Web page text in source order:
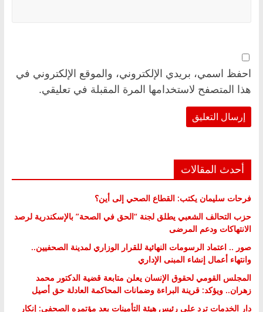
احفظ اسمي، بريدي الإلكتروني، والموقع الإلكتروني في
هذا المتصفح لاستخدامها المرة المقبلة في تعليقي.
أحدث المقالات
فرحات سليمان يكتب: القطاع الصحي إلى أين؟
حزب التحالف الشعبي يطلق لجنة “الحق في الصحة” بالإسكندرية لرصد
الانتهاكات ودعم المرضى
صور .. اعتماد الرسومات النهائية للقرار الوزاري لمدينة الصحفيين..
وانتهاء أعمال إنشاء المبنى الإداري
المجلس القومي لحقوق الإنسان يعلن متابعة قضية الدكتور محمد
زهران.. ويؤكد: قرينة البراءة وضمانات المحاكمة العادلة حق أصيل
دار الخدمات ترد على رئيس هيئة التأمينات بعد مؤتمره الصحفي: إنكار